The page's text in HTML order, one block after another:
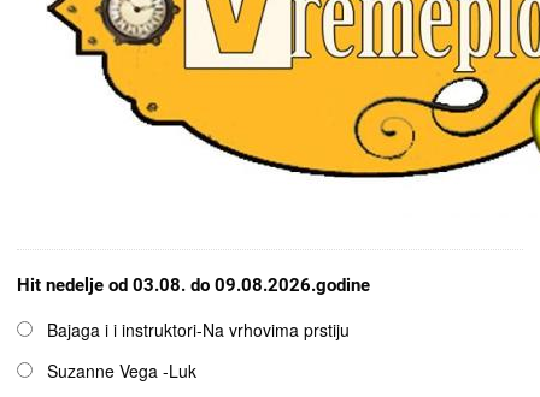
Hit nedelje od 03.08. do 09.08.2026.godine
OpcijeBajaga i i instruktori-Na vrhovima prstiju
Suzanne Vega -Luk